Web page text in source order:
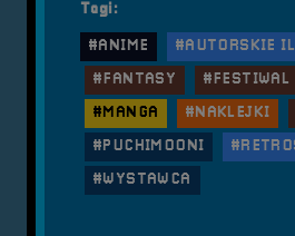
Tagi:
#ANIME
#AUTORSKIE
#FANTASY
#FESTIWAL
#MANGA
#NAKLEJKI
#PUCHIMOONI
#WYSTAWCA